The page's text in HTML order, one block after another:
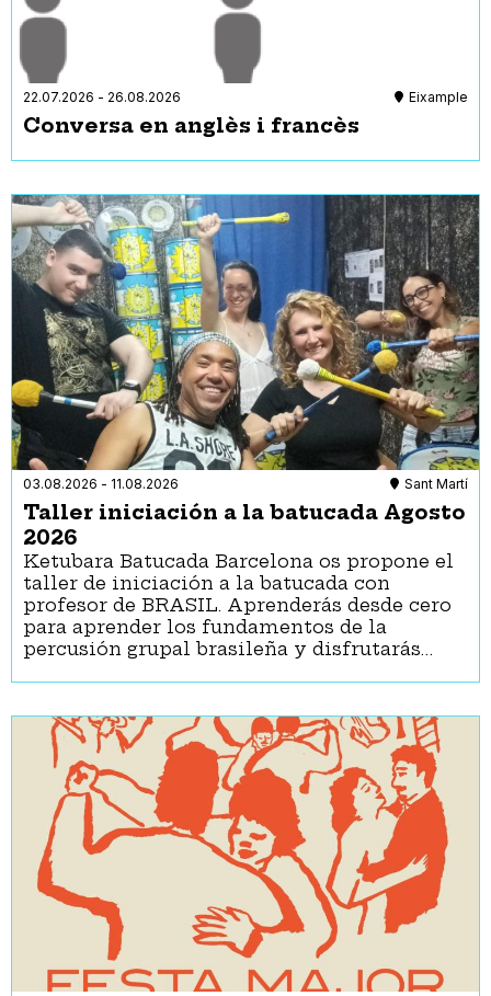
22.07.2026 - 26.08.2026 Eixample
Conversa en anglès i francès
03.08.2026 - 11.08.2026 Sant Martí
Taller iniciación a la batucada Agosto
2026
Ketubara Batucada Barcelona os propone el
taller de iniciación a la batucada con
profesor de BRASIL. Aprenderás desde cero
para aprender los fundamentos de la
percusión grupal brasileña y disfrutarás…